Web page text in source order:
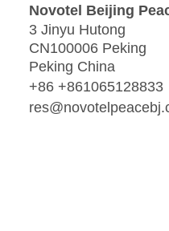
Novotel Beijing
3 Jinyu Hutong
CN100006 Peking
Peking China
+86 +861065128833